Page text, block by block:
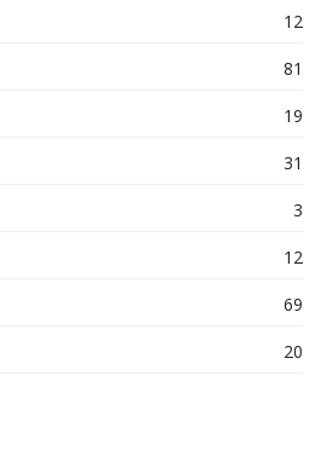
12
81
19
31
3
12
69
20